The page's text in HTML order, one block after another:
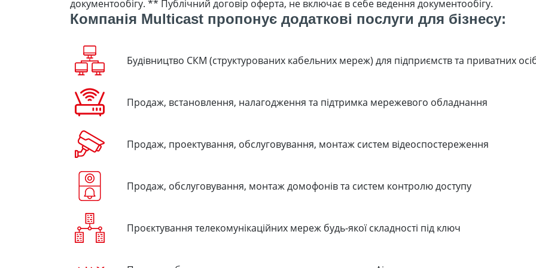
документообігу. ** Публічний договір оферта, не включає в себе ведення документообігу.
Компанія Multicast пропонує додаткові послуги для бізнесу:
Будівництво СКМ (структурованих кабельних мереж) для підприємств та приватних
Продаж, встановлення, налагодження та підтримка мережевого обладнання
Продаж, проектування, обслуговування, монтаж систем відеоспостереження
Продаж, обслуговування, монтаж домофонів та систем контролю доступу
Проєктування телекомунікаційних мереж будь-якої складності під ключ